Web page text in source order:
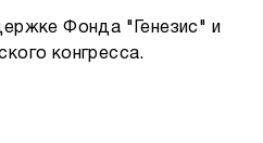
Фонда "Генезис" и
конгресса.